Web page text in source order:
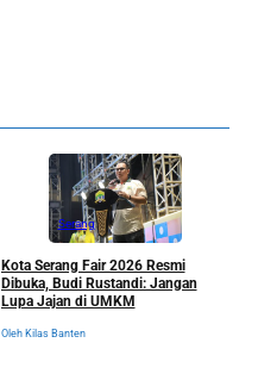
Serang
Kota Serang Fair 2026 Resmi
Dibuka, Budi Rustandi: Jangan
Lupa Jajan di UMKM
Oleh Kilas Banten